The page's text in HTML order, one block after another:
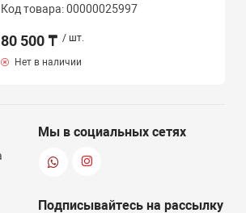
Код товара: 00000025997
80 500 ₸ / шт.
Нет в наличии
Мы в социальных сетях
Подписывайтесь на рассылку